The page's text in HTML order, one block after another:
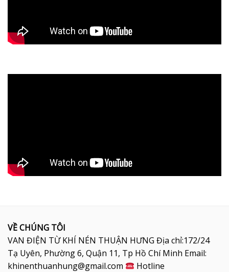
VỀ CHÚNG TÔI
VAN ĐIỆN TỪ KHÍ NÉN THUẬN HƯNG Địa chỉ:172/24
Tạ Uyên, Phường 6, Quận 11, Tp Hồ Chí Minh Email:
khinenthuanhung@gmail.com
Hotline